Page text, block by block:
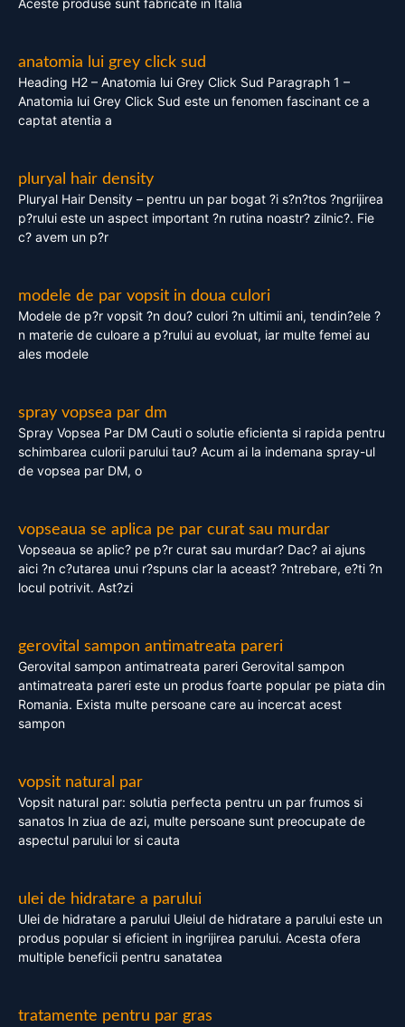
Aceste produse sunt fabricate in Italia
anatomia lui grey click sud
Heading H2 – Anatomia lui Grey Click Sud Paragraph 1 –
Anatomia lui Grey Click Sud este un fenomen fascinant ce a
captat atentia a
pluryal hair density
Pluryal Hair Density – pentru un par bogat ?i s?n?tos ?ngrijirea
p?rului este un aspect important ?n rutina noastr? zilnic?. Fie
c? avem un p?r
modele de par vopsit in doua culori
Modele de p?r vopsit ?n dou? culori ?n ultimii ani, tendin?ele ?
n materie de culoare a p?rului au evoluat, iar multe femei au
ales modele
spray vopsea par dm
Spray Vopsea Par DM Cauti o solutie eficienta si rapida pentru
schimbarea culorii parului tau? Acum ai la indemana spray-ul
de vopsea par DM, o
vopseaua se aplica pe par curat sau murdar
Vopseaua se aplic? pe p?r curat sau murdar? Dac? ai ajuns
aici ?n c?utarea unui r?spuns clar la aceast? ?ntrebare, e?ti ?n
locul potrivit. Ast?zi
gerovital sampon antimatreata pareri
Gerovital sampon antimatreata pareri Gerovital sampon
antimatreata pareri este un produs foarte popular pe piata din
Romania. Exista multe persoane care au incercat acest
sampon
vopsit natural par
Vopsit natural par: solutia perfecta pentru un par frumos si
sanatos In ziua de azi, multe persoane sunt preocupate de
aspectul parului lor si cauta
ulei de hidratare a parului
Ulei de hidratare a parului Uleiul de hidratare a parului este un
produs popular si eficient in ingrijirea parului. Acesta ofera
multiple beneficii pentru sanatatea
tratamente pentru par gras